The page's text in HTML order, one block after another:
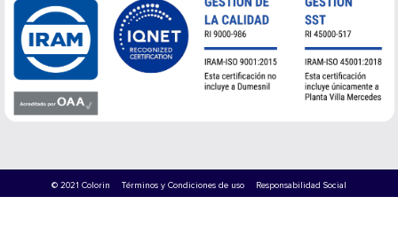
© 2021 Colorin Términos y Condiciones de uso Responsabilidad Social